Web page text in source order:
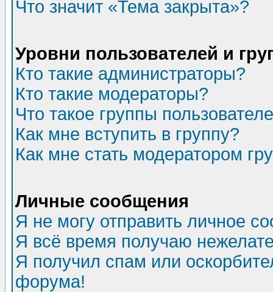
Что значит «Тема закрыта»?
Уровни пользователей и
Кто такие администраторы?
Кто такие модераторы?
Что такое группы
Как мне вступить в группу?
Как мне стать модератором
Личные сообщения
Я не могу отправить личное
Я всё время получаю
Я получил спам или
форума!